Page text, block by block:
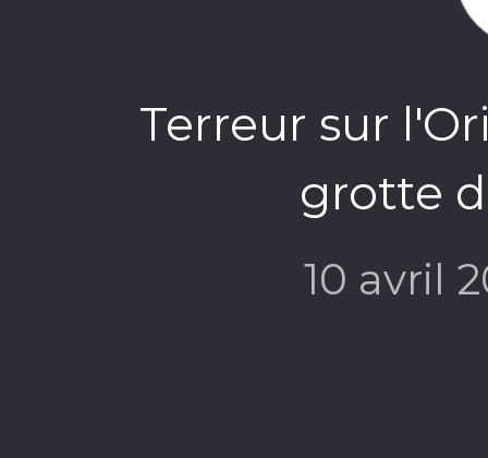
Terreur sur
grotte
10 avril